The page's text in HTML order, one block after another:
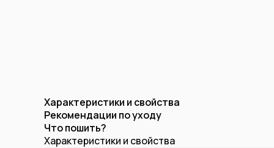
Характеристики и свойства
Рекомендации по уходу
Что пошить?
Характеристики и свойства